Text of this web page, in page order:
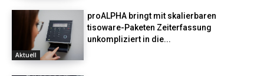
Aktuell
proALPHA bringt mit skalierbaren
tisoware-Paketen Zeiterfassung
unkompliziert in die...